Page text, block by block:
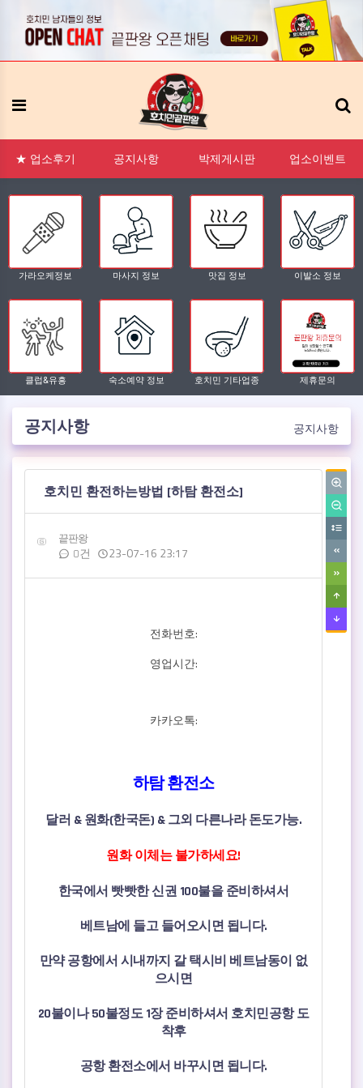
메뉴
★ 업소후기 공지사항 박제게시판 업소이벤트
가라오케정보 마사지 정보 맛집 정보 이발소 정보
클럽&유흥 숙소예약 정보 호치민 기타업종 제휴문의
공지사항 공지사항
호치민 환전하는방법 [하탐 환전소]
작성자
끝판왕
댓글
0건
작성일
23-07-16 23:17
전화번호:
영업시간:
카카오톡:
하탐 환전소
달러 & 원화(한국돈) & 그외 다른나라 돈도가능.
원화 이체는 불가하세요!
한국에서 빳빳한 신권 100불을 준비하셔서
베트남에 들고 들어오시면 됩니다.
만약 공항에서 시내까지 갈 택시비 베트남동이 없
으시면
20불이나 50불정도 1장 준비하셔서 호치민공항 도
착후
공항 환전소에서 바꾸시면 됩니다.
문의 태그모음 신고모음